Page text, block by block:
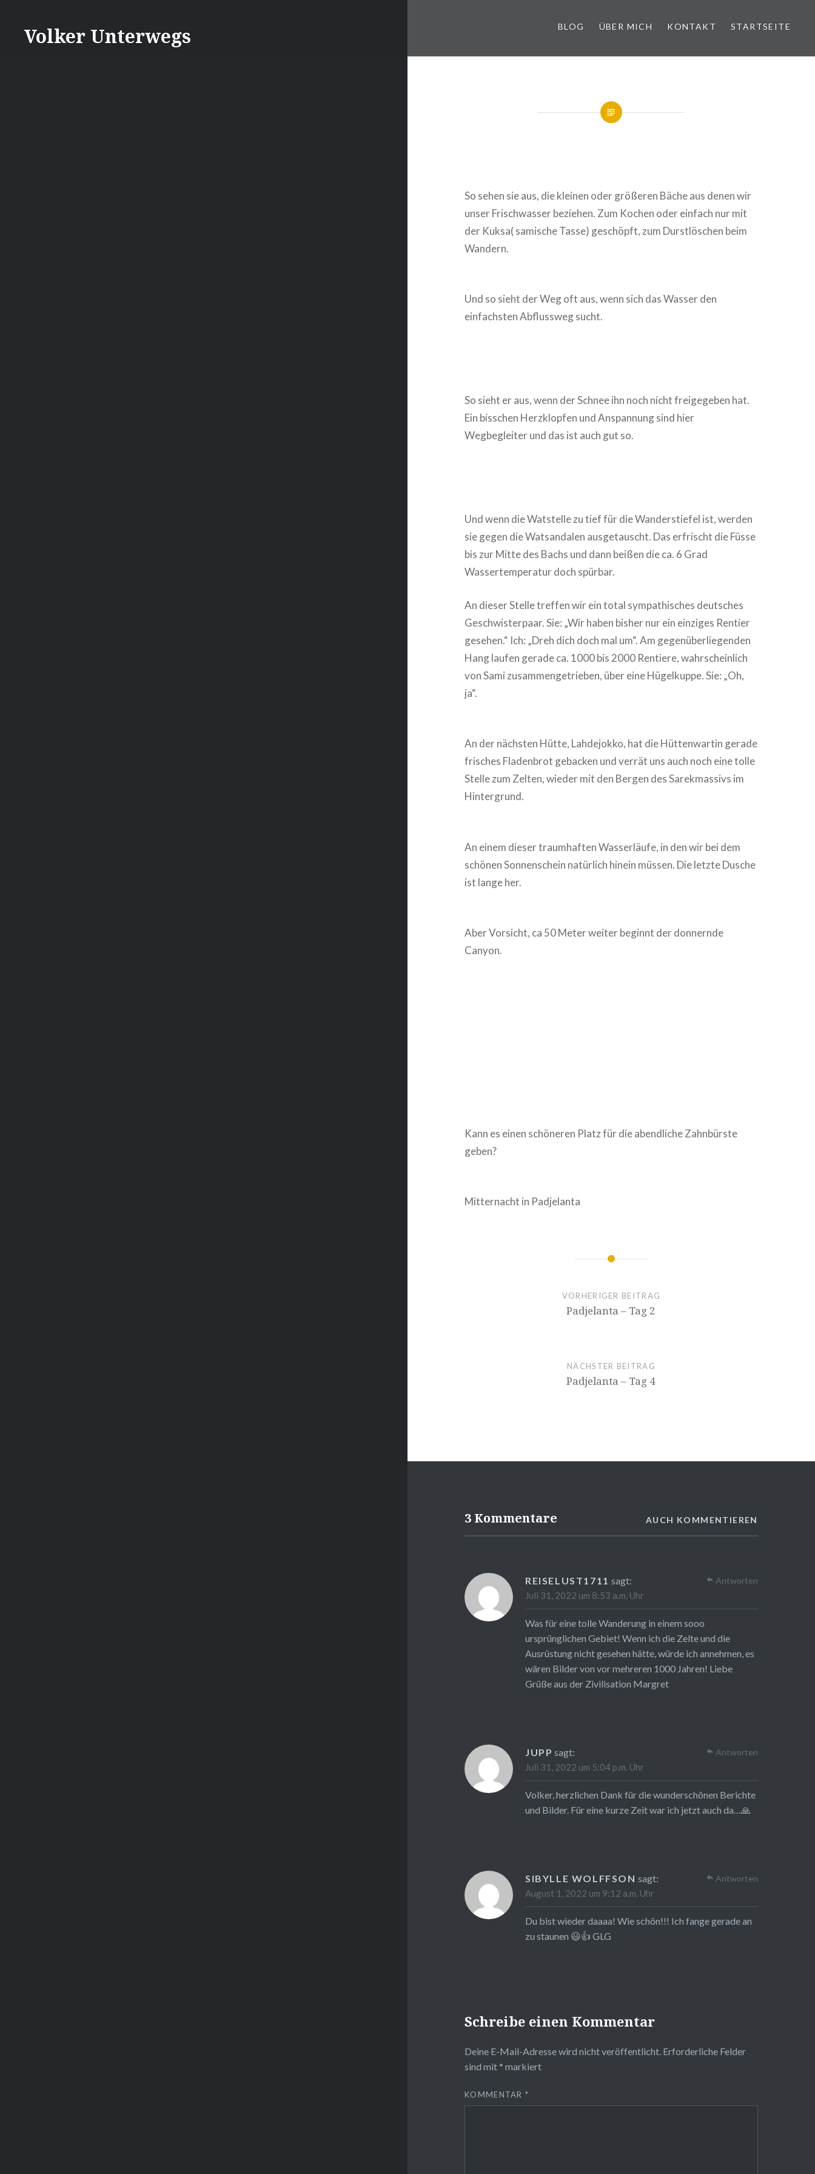
Volker Unterwegs BLOG ÜBER MICH KONTAKT STARTSEITE
So sehen sie aus, die kleinen oder größeren Bäche aus denen wir
unser Frischwasser beziehen. Zum Kochen oder einfach nur mit
der Kuksa( samische Tasse) geschöpft, zum Durstlöschen beim
Wandern.
Und so sieht der Weg oft aus, wenn sich das Wasser den
einfachsten Abflussweg sucht.
So sieht er aus, wenn der Schnee ihn noch nicht freigegeben hat.
Ein bisschen Herzklopfen und Anspannung sind hier
Wegbegleiter und das ist auch gut so.
Und wenn die Watstelle zu tief für die Wanderstiefel ist, werden
sie gegen die Watsandalen ausgetauscht. Das erfrischt die Füsse
bis zur Mitte des Bachs und dann beißen die ca. 6 Grad
Wassertemperatur doch spürbar.
An dieser Stelle treffen wir ein total sympathisches deutsches
Geschwisterpaar. Sie: „Wir haben bisher nur ein einziges Rentier
gesehen.“ Ich: „Dreh dich doch mal um“. Am gegenüberliegenden
Hang laufen gerade ca. 1000 bis 2000 Rentiere, wahrscheinlich
von Sami zusammengetrieben, über eine Hügelkuppe. Sie: „Oh,
ja“.
An der nächsten Hütte, Lahdejokko, hat die Hüttenwartin gerade
frisches Fladenbrot gebacken und verrät uns auch noch eine tolle
Stelle zum Zelten, wieder mit den Bergen des Sarekmassivs im
Hintergrund.
An einem dieser traumhaften Wasserläufe, in den wir bei dem
schönen Sonnenschein natürlich hinein müssen. Die letzte Dusche
ist lange her.
Aber Vorsicht, ca 50 Meter weiter beginnt der donnernde
Canyon.
Kann es einen schöneren Platz für die abendliche Zahnbürste
geben?
Mitternacht in Padjelanta
VORHERIGER BEITRAG
Padjelanta – Tag 2
NÄCHSTER BEITRAG
Padjelanta – Tag 4
3 Kommentare AUCH KOMMENTIEREN
REISELUST1711 sagt:
Juli 31, 2022 um 8:53 a.m. Uhr
Was für eine tolle Wanderung in einem sooo
ursprünglichen Gebiet! Wenn ich die Zelte und die
Ausrüstung nicht gesehen hätte, würde ich annehmen, es
wären Bilder von vor mehreren 1000 Jahren! Liebe
Grüße aus der Zivilisation Margret
Antworten
JUPP sagt:
Juli 31, 2022 um 5:04 p.m. Uhr
Volker, herzlichen Dank für die wunderschönen Berichte
und Bilder. Für eine kurze Zeit war ich jetzt auch da…🙏
Antworten
SIBYLLE WOLFFSON sagt:
August 1, 2022 um 9:12 a.m. Uhr
Du bist wieder daaaa! Wie schön!!! Ich fange gerade an
zu staunen 😃👍 GLG
Antworten
Schreibe einen Kommentar
Deine E-Mail-Adresse wird nicht veröffentlicht. Erforderliche Felder
sind mit * markiert
KOMMENTAR*